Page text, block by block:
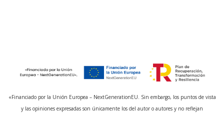
«Financiado por la Unión Europea – NextGenerationEU. Sin embargo, los puntos de vista
y las opiniones expresadas son únicamente los del autor o autores y no reflejan